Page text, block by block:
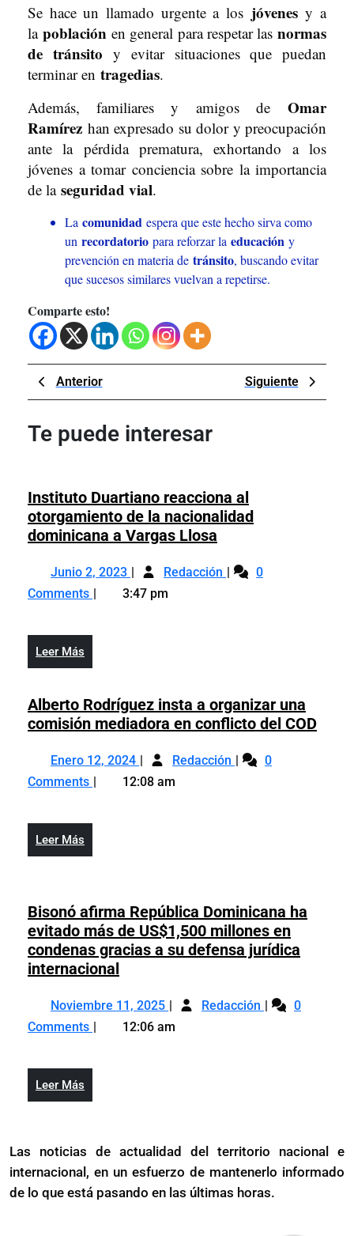
Se hace un llamado urgente a los jóvenesy a
lapoblación en general para respetar lasnormas
de tránsito y evitar situaciones que puedan
terminar en tragedias.
Además, familiares y amigos de Omar
Ramírez han expresado su dolor y preocupación
ante la pérdida prematura, exhortando a los
jóvenes a tomar conciencia sobre la importancia
de la seguridad vial.
La comunidad espera que este hecho sirva como
un recordatorio para reforzar la educación y
prevención en materia de tránsito, buscando evitar
que sucesos similares vuelvan a repetirse.
Comparte esto!
Navegación
de
entradas
AnteriorPrevious
Post
Siguiente
Post
Te puede interesar
Instituto Duartiano reacciona al
otorgamiento de la nacionalidad
dominicana a Vargas Llosa
reacciona
a
Vargas
Junio 2, 2023 Junio
2,
2023
Redacción Instituto
nacionalidad
dominicana
Vargas
0
Comments
3:47 pm
Leer Más
Más
Alberto Rodríguez insta a organizar una
comisión mediadora en conflicto del COD
Enero 12, 2024 Enero
12,
Redacción Alberto
en
conflicto
del
0
Comments
12:08 am
Leer Más
Más
Bisonó afirma República Dominicana ha
evitado más de US$1,500 millones en
condenas gracias a su defensa jurídica
internacional
República
Dominicana
en
condenas
gracias
Noviembre 11, 2025 NoviembreRedacción Bisonó
US$1,500
millones
en
0
Comments
12:06 am
Leer Más
Más
Las noticias de actualidad del territorio nacional e
internacional, en un esfuerzo de mantenerlo informado
de lo que está pasando en las últimas horas.